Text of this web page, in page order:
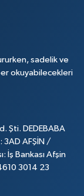
sadelik ve
okuyabilecekleri
Şti. DEDEBABA
3AD AFŞİN /
İş Bankası Afşin
3014 23